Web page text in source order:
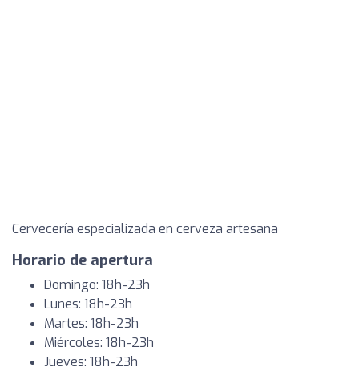
Cervecería especializada en cerveza artesana
Horario de apertura
Domingo: 18h-23h
Lunes: 18h-23h
Martes: 18h-23h
Miércoles: 18h-23h
Jueves: 18h-23h